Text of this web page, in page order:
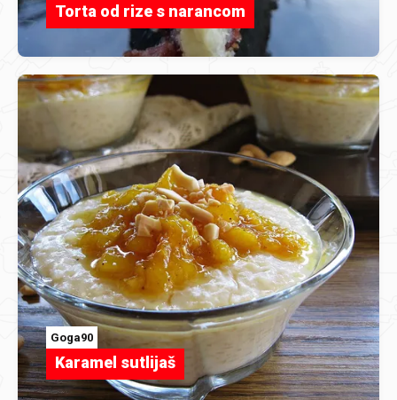
Torta od rize s narancom
Goga90
Karamel sutlijaš